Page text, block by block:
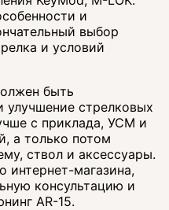
и
выбор
и условий
быть
улучшение стрелковых
с приклада, УСМ и
а только потом
ствол и аксессуары.
интернет-магазина,
консультацию и
AR-15.